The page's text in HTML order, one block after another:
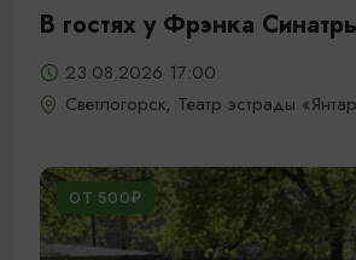
В гостях у Фрэнка
23.08.2026 17:00
Светлогорск, Театр эстрады
ОТ 500₽